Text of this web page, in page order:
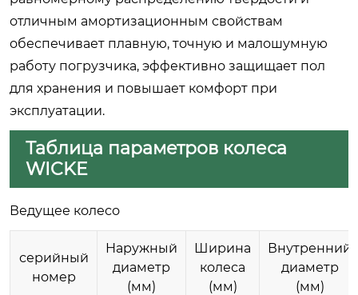
отличным амортизационным свойствам
обеспечивает плавную, точную и малошумную
работу погрузчика, эффективно защищает пол
для хранения и повышает комфорт при
эксплуатации.
Таблица параметров колеса
WICKE
Ведущее колесо
серийный
номер
Наружный
диаметр
(мм)
Ширина
колеса
(мм)
Внутренний
диаметр
(мм)